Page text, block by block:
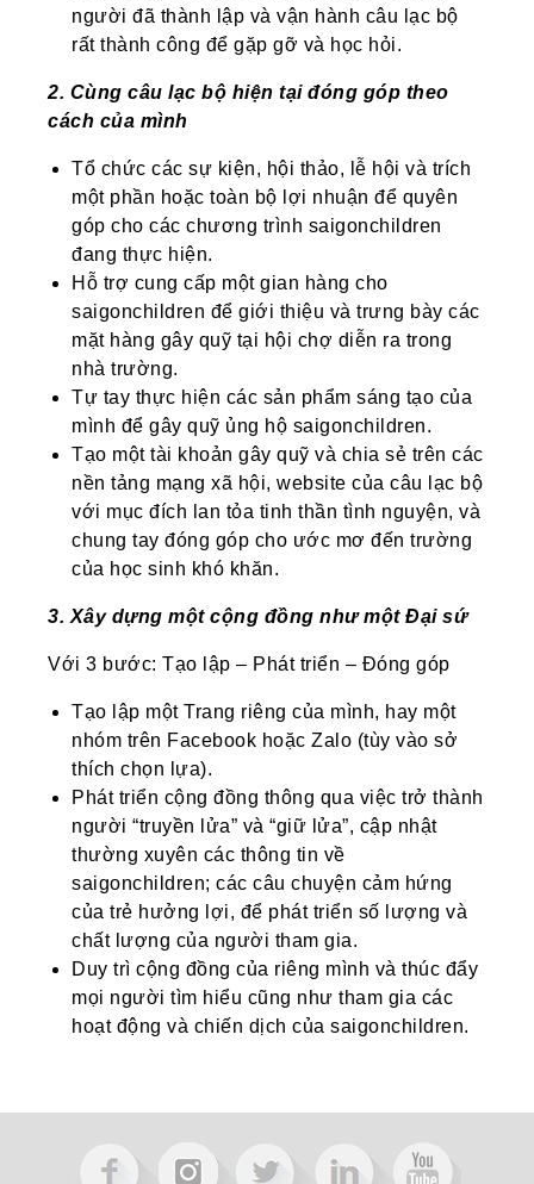
người đã thành lập và vận hành câu lạc bộ
rất thành công để gặp gỡ và học hỏi.
2. Cùng câu lạc bộ hiện tại đóng góp theo
cách của mình
Tổ chức các sự kiện, hội thảo, lễ hội và trích
một phần hoặc toàn bộ lợi nhuận để quyên
góp cho các chương trình saigonchildren
đang thực hiện.
Hỗ trợ cung cấp một gian hàng cho
saigonchildren để giới thiệu và trưng bày các
mặt hàng gây quỹ tại hội chợ diễn ra trong
nhà trường.
Tự tay thực hiện các sản phẩm sáng tạo của
mình để gây quỹ ủng hộ saigonchildren.
Tạo một tài khoản gây quỹ và chia sẻ trên các
nền tảng mạng xã hội, website của câu lạc bộ
với mục đích lan tỏa tinh thần tình nguyện, và
chung tay đóng góp cho ước mơ đến trường
của học sinh khó khăn.
3. Xây dựng một cộng đồng như một Đại sứ
Với 3 bước: Tạo lập – Phát triển – Đóng góp
Tạo lập một Trang riêng của mình, hay một
nhóm trên Facebook hoặc Zalo (tùy vào sở
thích chọn lựa).
Phát triển cộng đồng thông qua việc trở thành
người “truyền lửa” và “giữ lửa”, cập nhật
thường xuyên các thông tin về
saigonchildren; các câu chuyện cảm hứng
của trẻ hưởng lợi, để phát triển số lượng và
chất lượng của người tham gia.
Duy trì cộng đồng của riêng mình và thúc đẩy
mọi người tìm hiểu cũng như tham gia các
hoạt động và chiến dịch của saigonchildren.